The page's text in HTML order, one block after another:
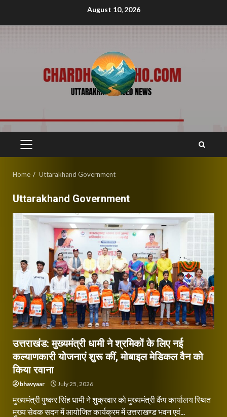
August 10, 2026
PRIMARY
Home Uttarakhand Government
Uttarakhand Government
उत्तराखंड: मुख्यमंत्री धामी ने श्रमिकों के लिए नई
कल्याणकारी योजनाएं शुरू कीं, मोबाइल मेडिकल वैन को
किया रवाना
bhavyaar July 25, 2026
मुख्यमंत्री पुष्कर सिंह धामी ने शुक्रवार को मुख्यमंत्री कैंप कार्यालय स्थित
मुख्य सेवक सदन में आयोजित कार्यक्रम में उत्तराखण्ड भवन एवं...